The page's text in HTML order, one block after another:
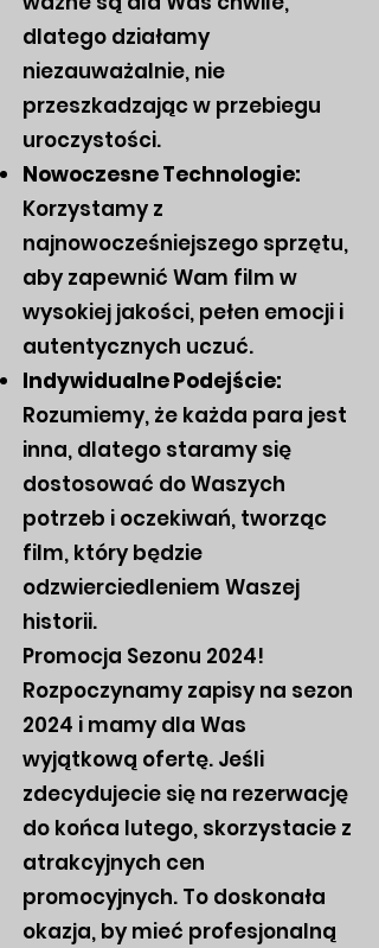
dlatego działamy
niezauważalnie, nie
przeszkadzając w przebiegu
uroczystości.
Nowoczesne Technologie:
Korzystamy z
najnowocześniejszego sprzętu,
aby zapewnić Wam film w
wysokiej jakości, pełen emocji i
autentycznych uczuć.
Indywidualne Podejście:
Rozumiemy, że każda para jest
inna, dlatego staramy się
dostosować do Waszych
potrzeb i oczekiwań, tworząc
film, który będzie
odzwierciedleniem Waszej
historii.
Promocja Sezonu 2024!
Rozpoczynamy zapisy na sezon
2024 i mamy dla Was
wyjątkową ofertę. Jeśli
zdecydujecie się na rezerwację
do końca lutego, skorzystacie z
atrakcyjnych cen
promocyjnych. To doskonała
okazja, by mieć profesjonalną